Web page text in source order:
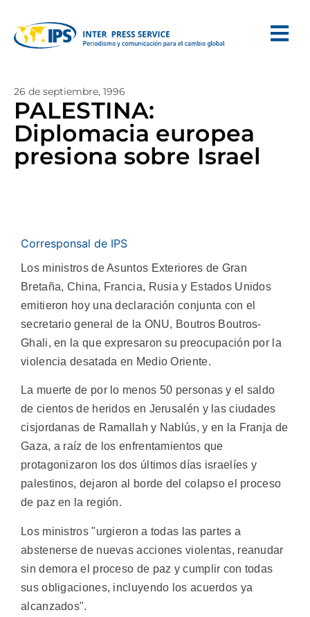
26 de septiembre, 1996
PALESTINA:
Diplomacia europea
presiona sobre Israel
Corresponsal de IPS
Los ministros de Asuntos Exteriores de Gran
Bretaña, China, Francia, Rusia y Estados Unidos
emitieron hoy una declaración conjunta con el
secretario general de la ONU, Boutros Boutros-
Ghali, en la que expresaron su preocupación por la
violencia desatada en Medio Oriente.
La muerte de por lo menos 50 personas y el saldo
de cientos de heridos en Jerusalén y las ciudades
cisjordanas de Ramallah y Nablús, y en la Franja de
Gaza, a raíz de los enfrentamientos que
protagonizaron los dos últimos días israelíes y
palestinos, dejaron al borde del colapso el proceso
de paz en la región.
Los ministros "urgieron a todas las partes a
abstenerse de nuevas acciones violentas, reanudar
sin demora el proceso de paz y cumplir con todas
sus obligaciones, incluyendo los acuerdos ya
alcanzados".